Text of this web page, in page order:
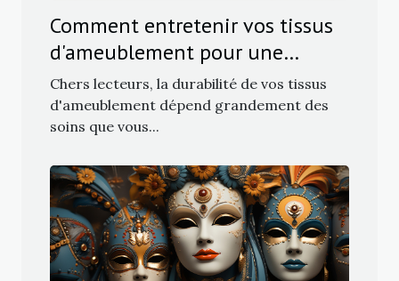
Comment entretenir vos tissus
d'ameublement pour une
longévité maximale
Chers lecteurs, la durabilité de vos tissus
d'ameublement dépend grandement des
soins que vous...